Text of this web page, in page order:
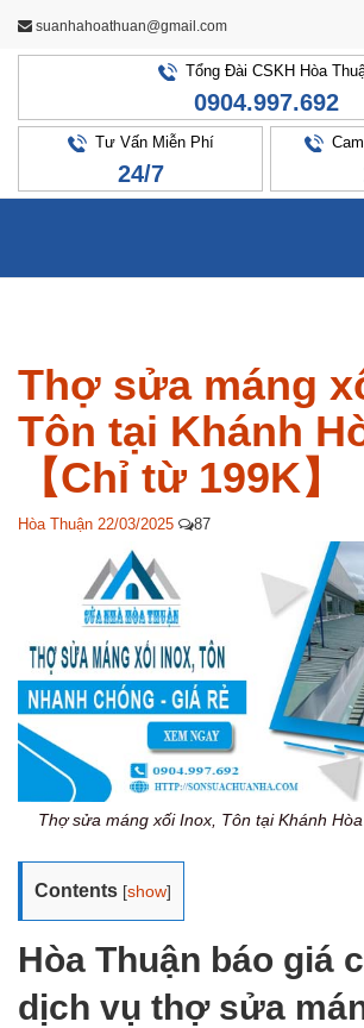
suanhahoathuan@gmail.com
Tổng Đài CSKH Hòa
0904.997.692
Tư Vấn Miễn Phí
24/7
Thợ sửa máng
Tôn tại Khánh
【Chỉ từ 199K】
Hòa Thuận 22/03/2025 87
Thợ sửa máng xối Inox, Tôn tại Khánh Hòa
Contents [show]
Hòa Thuận báo giá
dịch vụ thợ sửa